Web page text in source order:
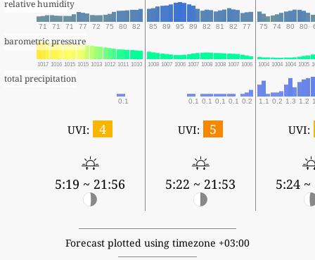
relative humidity
71 71 71 77 72 75 80 82 85 89 95 89 82 81 82 77 75 74 80 80
barometric pressure
1017 1016 1015 1015 1013 1012 1011 1010 1008 1007 1006 1007 1008 1008 1007 1006 1004 1004 1004 1005
total precipitation
0.1 0.1 0.1 0.1 0.1 0.2 1.1 0.2 1.3 1.2
UVI: 4
5:19 ~ 21:56
UVI: 5
5:22 ~ 21:53
UVI:
5:24 ~
Forecast plotted using timezone +03:00